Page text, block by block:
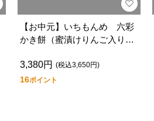
【お中元】いちもんめ 六彩
かき餅（蜜漬けりんご入り）
3,380円 (税込3,650円)
16ポイント